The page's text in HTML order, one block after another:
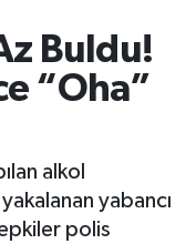
Buldu!
“Oha”
alkol
yabancı
polis